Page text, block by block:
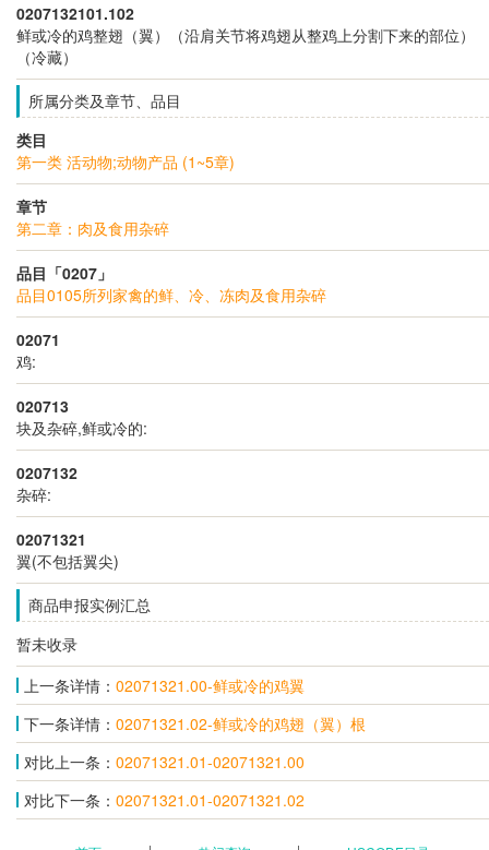
0207132101.102
鲜或冷的鸡整翅（翼）（沿肩关节将鸡翅从整鸡上分割下来的部位）
（冷藏）
所属分类及章节、品目
类目
第一类 活动物;动物产品 (1~5章)
章节
第二章：肉及食用杂碎
品目「0207」
品目0105所列家禽的鲜、冷、冻肉及食用杂碎
02071
鸡:
020713
块及杂碎,鲜或冷的:
0207132
杂碎:
02071321
翼(不包括翼尖)
商品申报实例汇总
暂未收录
上一条详情： 02071321.00-鲜或冷的鸡翼
下一条详情： 02071321.02-鲜或冷的鸡翅（翼）根
对比上一条： 02071321.01-02071321.00
对比下一条： 02071321.01-02071321.02